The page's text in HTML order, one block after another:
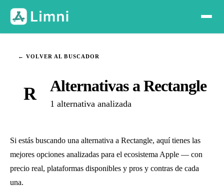
← VOLVER AL BUSCADOR
R Alternativas a Rectangle
1 alternativa analizada
Si estás buscando una alternativa a Rectangle, aquí tienes las
mejores opciones analizadas para el ecosistema Apple — con
precio real, plataformas disponibles y pros y contras de cada
una.